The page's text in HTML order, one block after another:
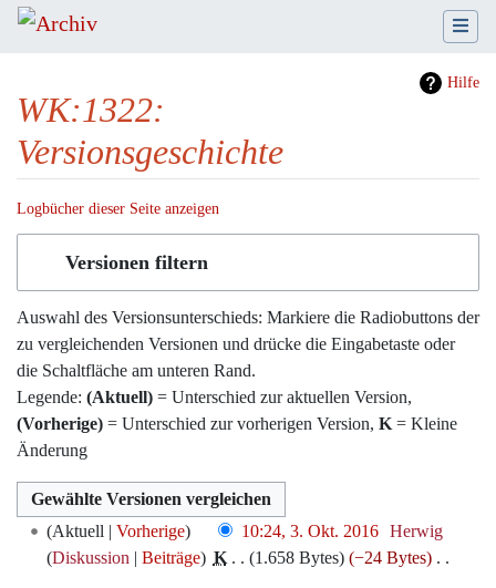
Hilfe
WK:1322:
Versionsgeschichte
Logbücher dieser Seite anzeigen
Wechseln zu:Navigation,Suche
Versionen filtern
Auswahl des Versionsunterschieds: Markiere die Radiobuttons der
zu vergleichenden Versionen und drücke die Eingabetaste oder
die Schaltfläche am unteren Rand.
Legende: (Aktuell) = Unterschied zur aktuellen Version,
(Vorherige) = Unterschied zur vorherigen Version, K = Kleine
Änderung
3.
Oktober
Aktuell Vorherige 10:24, 3. Okt. 2016‎ Herwig
Diskussion
Beiträge K 1.658 Bytes −24 Bytes ‎